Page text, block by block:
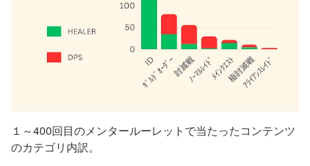
１～400回目のメンタールーレットで当たったコンテンツ
のカテゴリ内訳。